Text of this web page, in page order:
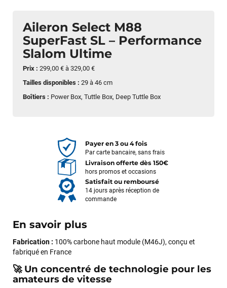
Aileron Select M88
SuperFast SL – Performance
Slalom Ultime
Prix : 299,00 € à 329,00 €
Tailles disponibles : 29 à 46 cm
Boîtiers : Power Box, Tuttle Box, Deep Tuttle Box
Payer en 3 ou 4 fois
Par carte bancaire, sans frais
Livraison offerte dès 150€
hors promos et occasions
Satisfait ou remboursé
14 jours après réception de
commande
En savoir plus
Fabrication : 100% carbone haut module (M46J), conçu et
fabriqué en France
🚀 Un concentré de technologie pour les
amateurs de vitesse